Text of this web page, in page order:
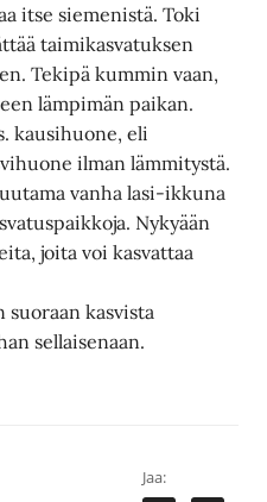
itse siemenistä. Toki
taimikasvatuksen
Tekipä kummin vaan,
lämpimän paikan.
kausihuone, eli
ilman lämmitystä.
vanha lasi-ikkuna
Nykyään
joita voi kasvattaa
kasvista
sellaisenaan.
Jaa: